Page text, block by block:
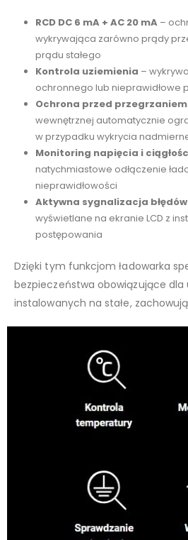
RCD DC 6 mA + AC 20 mA–
wykrywająca zarówno prądy
prądu stałego
Kontrola uziemienia –
ochronnego lub nieprawidłowe
Ochrona przed przegrzaniem
wewnętrznej automatycznie
w przypadku wykrycia
Monitoring napięcia i
natychmiastowe odłączenie
nieprawidłowości
Aktywna sygnalizacja błędów
wyświetlane na ekranie LCD z
postępowania
Dzięki tym funkcjom ładowarka
bezpieczeństwa obowiązujące dla
instalowanych na stałe,